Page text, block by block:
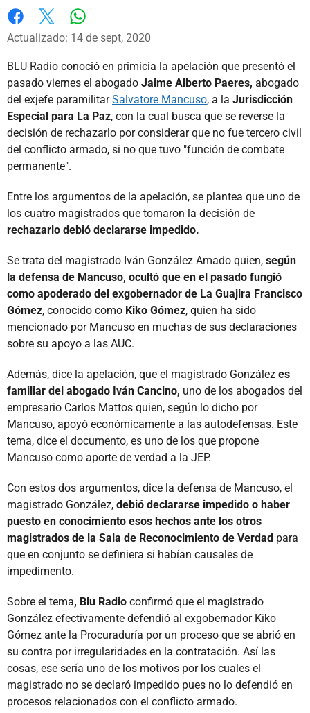
Facebook
X
Actualizado: 14 de sept, 2020
BLU Radio conoció en primicia la apelación que presentó el
pasado viernes el abogado Jaime Alberto Paeres, abogado
del exjefe paramilitarSalvatore Mancuso, a la Jurisdicción
Especial para La Paz, con la cual busca que se reverse la
decisión de rechazarlo por considerar que no fue tercero civil
del conflicto armado, si no que tuvo "función de combate
permanente".
Entre los argumentos de la apelación, se plantea que uno de
los cuatro magistrados que tomaron la decisión de
rechazarlo debió declararse impedido.
Se trata del magistrado Iván González Amado quien, según
la defensa de Mancuso, ocultó que en el pasado fungió
como apoderado del exgobernador de La Guajira Francisco
Gómez, conocido como Kiko Gómez, quien ha sido
mencionado por Mancuso en muchas de sus declaraciones
sobre su apoyo a las AUC.
Además, dice la apelación, que el magistrado González es
familiar del abogado Iván Cancino, uno de los abogados del
empresario Carlos Mattos quien, según lo dicho por
Mancuso, apoyó económicamente a las autodefensas. Este
tema, dice el documento, es uno de los que propone
Mancuso como aporte de verdad a la JEP.
Con estos dos argumentos, dice la defensa de Mancuso, el
magistrado González, debió declararse impedido o haber
puesto en conocimiento esos hechos ante los otros
magistrados de la Sala de Reconocimiento de Verdad para
que en conjunto se definiera si habían causales de
impedimento.
Sobre el tema, Blu Radio confirmó que el magistrado
González efectivamente defendió al exgobernador Kiko
Gómez ante la Procuraduría por un proceso que se abrió en
su contra por irregularidades en la contratación. Así las
cosas, ese sería uno de los motivos por los cuales el
magistrado no se declaró impedido pues no lo defendió en
procesos relacionados con el conflicto armado.